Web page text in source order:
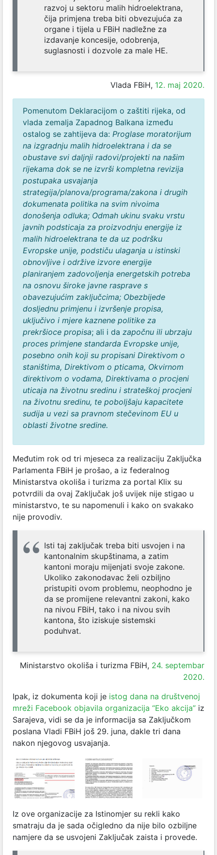
razvoj u sektoru malih hidroelektrana,
čija primjena treba biti obvezujuća za
organe i tijela u FBiH nadležne za
izdavanje koncesije, odobrenja,
suglasnosti i dozvole za male HE.
Vlada FBiH, 12. maj 2020.
Pomenutom Deklaracijom o zaštiti rijeka, od
vlada zemalja Zapadnog Balkana između
ostalog se zahtijeva da: Proglase moratorijum
na izgradnju malih hidroelektrana i da se
obustave svi daljnji radovi/projekti na našim
rijekama dok se ne izvrši kompletna revizija
postupaka usvajanja
strategija/planova/programa/zakona i drugih
dokumenata politika na svim nivoima
donošenja odluka; Odmah ukinu svaku vrstu
javnih podsticaja za proizvodnju energije iz
malih hidroelektrana te da uz podršku
Evropske unije, podstiču ulaganja u istinski
obnovljive i održive izvore energije
planiranjem zadovoljenja energetskih potreba
na osnovu široke javne rasprave s
obavezujućim zaključcima; Obezbijede
dosljednu primjenu i izvršenje propisa,
uključivo i mjere kaznene politike za
prekršioce propisa; ali i da započnu ili ubrzaju
proces primjene standarda Evropske unije,
posebno onih koji su propisani Direktivom o
staništima, Direktivom o pticama, Okvirnom
direktivom o vodama, Direktivama o procjeni
uticaja na životnu sredinu i strateškoj procjeni
na životnu sredinu, te poboljšaju kapacitete
sudija u vezi sa pravnom stečevinom EU u
oblasti životne sredine.
Međutim rok od tri mjeseca za realizaciju Zaključka
Parlamenta FBiH je prošao, a iz federalnog
Ministarstva okoliša i turizma za portal Klix su
potvrdili da ovaj Zaključak još uvijek nije stigao u
ministarstvo, te su napomenuli i kako on svakako
nije provodiv.
Isti taj zaključak treba biti usvojen i na
kantonalnim skupštinama, a zatim
kantoni moraju mijenjati svoje zakone.
Ukoliko zakonodavac želi ozbiljno
pristupiti ovom problemu, neophodno je
da se promijene relevantni zakoni, kako
na nivou FBiH, tako i na nivou svih
kantona, što iziskuje sistemski
poduhvat.
Ministarstvo okoliša i turizma FBiH, 24. septembar
2020.
Ipak, iz dokumenta koji je istog dana na društvenoj
mreži Facebook objavila organizacija “Eko akcija” iz
Sarajeva, vidi se da je informacija sa Zaključkom
poslana Vladi FBiH još 29. juna, dakle tri dana
nakon njegovog usvajanja.
Iz ove organizacije za Istinomjer su rekli kako
smatraju da je sada očigledno da nije bilo ozbiljne
namjere da se usvojeni Zaključak zaista i provede.